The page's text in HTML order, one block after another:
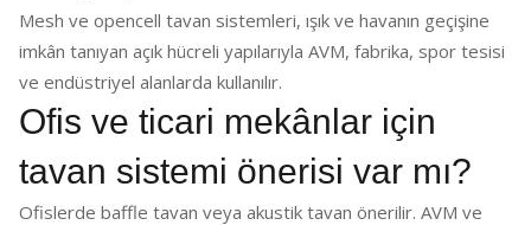
Mesh ve opencell tavan sistemleri, ışık ve havanın geçişine
imkân tanıyan açık hücreli yapılarıyla AVM, fabrika, spor tesisi
ve endüstriyel alanlarda kullanılır.
Ofis ve ticari mekânlar için
tavan sistemi önerisi var mı?
Ofislerde baffle tavan veya akustik tavan önerilir. AVM ve